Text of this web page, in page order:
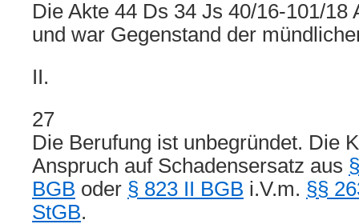
Die Akte 44 Ds 34 Js 40/16-101/18
und war Gegenstand der
II.
27
Die Berufung ist unbegründet. Die
Anspruch auf Schadensersatz aus
BGB oder § 823 II BGB i.V.m. §§
StGB.